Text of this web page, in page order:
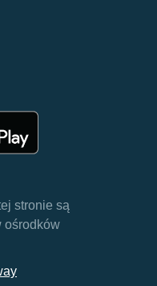
stronie są
ośrodków